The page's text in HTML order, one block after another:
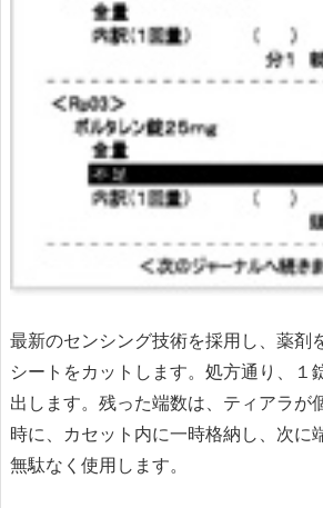
最新のセンシング技術を採用し、薬剤
シートをカットします。処方通り、１
出します。残った端数は、ティアラが
時に、カセット内に一時格納し、次に
無駄なく使用します。